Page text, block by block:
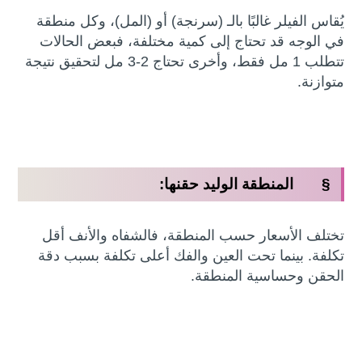
يُقاس الفيلر غالبًا بالـ (سرنجة) أو (المل)، وكل منطقة
في الوجه قد تحتاج إلى كمية مختلفة، فبعض الحالات
تتطلب 1 مل فقط، وأخرى تحتاج 2-3 مل لتحقيق نتيجة
متوازنة.
§ المنطقة الوليد حقنها:
تختلف الأسعار حسب المنطقة، فالشفاه والأنف أقل
تكلفة. بينما تحت العين والفك أعلى تكلفة بسبب دقة
الحقن وحساسية المنطقة.